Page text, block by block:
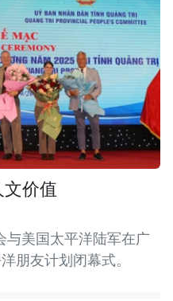
价值
与美国太平洋陆军在广
朋友计划闭幕式。